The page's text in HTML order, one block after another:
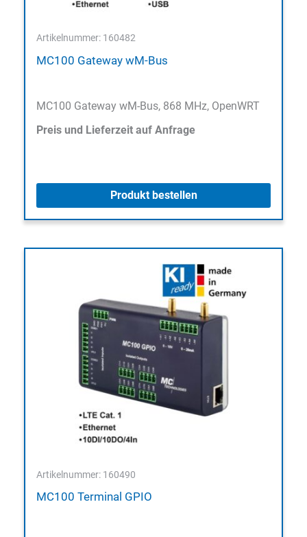
Artikelnummer: 160482
MC100 Gateway wM-Bus
MC100 Gateway wM-Bus, 868 MHz, OpenWRT
Preis und Lieferzeit auf Anfrage
Produkt bestellen
Artikelnummer: 160490
MC100 Terminal GPIO